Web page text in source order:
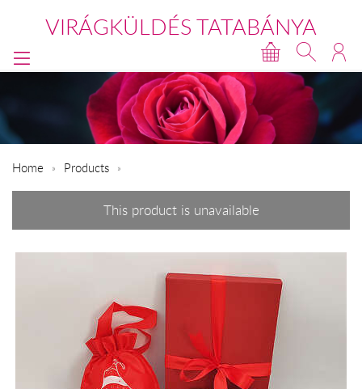
VIRÁGKÜLDÉS TATABÁNYA
Home Products
This product is unavailable